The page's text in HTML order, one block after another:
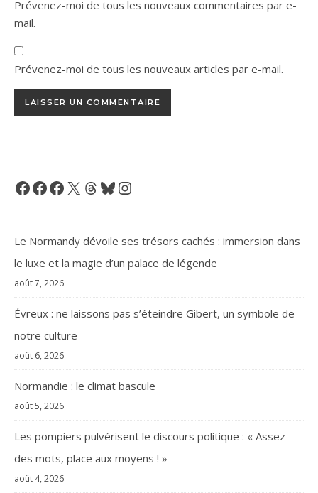
Prévenez-moi de tous les nouveaux commentaires par e-
mail.
Prévenez-moi de tous les nouveaux articles par e-mail.
Facebook
Facebook
Facebook
X Threads
BlueskyInstagram
Le Normandy dévoile ses trésors cachés : immersion dans
le luxe et la magie d’un palace de légende
août 7, 2026
Évreux : ne laissons pas s’éteindre Gibert, un symbole de
notre culture
août 6, 2026
Normandie : le climat bascule
août 5, 2026
Les pompiers pulvérisent le discours politique : « Assez
des mots, place aux moyens ! »
août 4, 2026